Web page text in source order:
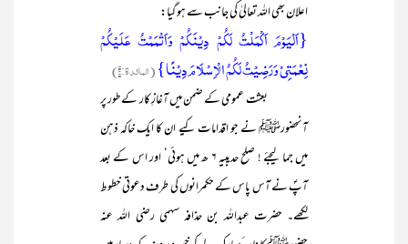
اعلان بھی اللہ تعالیٰ کی جانب سے ہو گیا:
{اَلْیَوْمَ اَکْمَلْتُ لَکُمْ دِیْنَکُمْ وَاَتْمَمْتُ عَلَیْکُمْ
نِعْمَتِیْ وَرَضِیْتُ لَکُمُ الْاِسْلَامَ دِیْنًا}(المائدۃ:۳)
بعثت عمومی کے ضمن میں آغازِ کار کے طور پر
آنحضورﷺ نے جو اقدامات کیے ان کا ایک خاکہ ذہن
میں جما لیجئے ! صلح حدیبیہ ۶ ھ میں ہوئی‘ اور اس کے بعد
آپؐ نے آس پاس کے حکمرانوں کی طرف دعوتی خطوط
لکھے۔ حضرت عبداللہ بن حذافہ سہمی رضی اللہ عنہ